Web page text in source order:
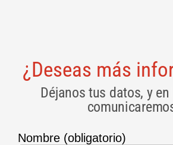
¿Deseas más
Déjanos tus datos, y en
Nombre (obligatorio)